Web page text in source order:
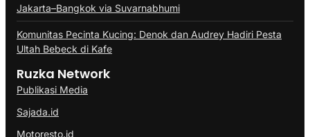
Jakarta–Bangkok via Suvarnabhumi
Komunitas Pecinta Kucing: Denok dan Audrey Hadiri Pesta
Ultah Bebeck di Kafe
Ruzka Network
Publikasi Media
Sajada.id
Motoresto.id